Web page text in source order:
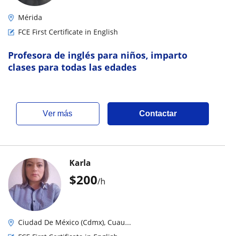
Mérida
FCE First Certificate in English
Profesora de inglés para niños, imparto
clases para todas las edades
ver más Contactar
$200/h
Karla
Ciudad De México (Cdmx), Cuau...